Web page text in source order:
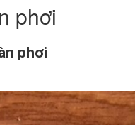
phơi
phơi